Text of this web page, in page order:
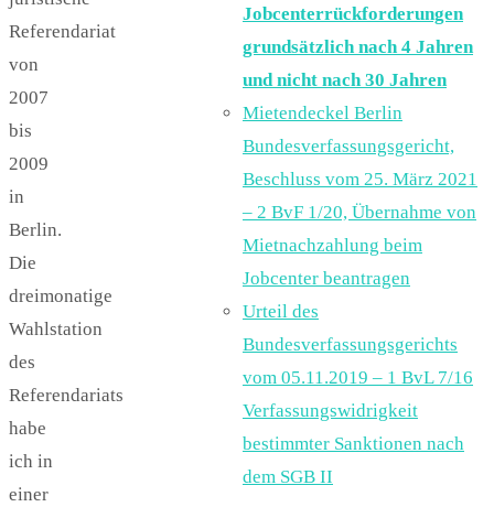
Referendariat
von
2007
bis
2009
in
Berlin.
Die
dreimonatige
Wahlstation
des
Referendariats
habe
ich in
einer
Jobcenterrückforderungen
grundsätzlich nach 4 Jahren
und nicht nach 30 Jahren
Mietendeckel Berlin
Bundesverfassungsgericht,
Beschluss vom 25. März 2021
– 2 BvF 1/20, Übernahme von
Mietnachzahlung beim
Jobcenter beantragen
Urteil des
Bundesverfassungsgerichts
vom 05.11.2019 – 1 BvL 7/16
Verfassungswidrigkeit
bestimmter Sanktionen nach
dem SGB II